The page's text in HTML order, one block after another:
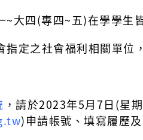
~大四(專四~五)在學學生
定之社會福利相關單
，請於2023年5月7日(星
)申請帳號、填寫履歷